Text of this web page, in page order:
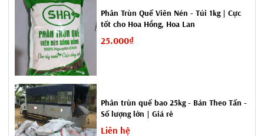
phẩm
tính
Phân bò bao 10dm3
2
Phân bò bao
20dm3
Bao
Phân Trùn Quế Viên Nén - Túi 1kg | Cực
tốt cho Hoa Hồng, Hoa Lan
25.000₫
Phân trùn quế bao 25kg - Bán Theo Tấn -
Số lượng lớn | Giá rẻ
Liên hệ